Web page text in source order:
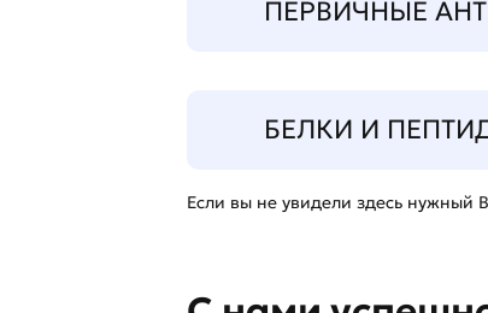
ПЕРВИЧНЫЕ
БЕЛКИ И
Если вы не увидели здесь нужный